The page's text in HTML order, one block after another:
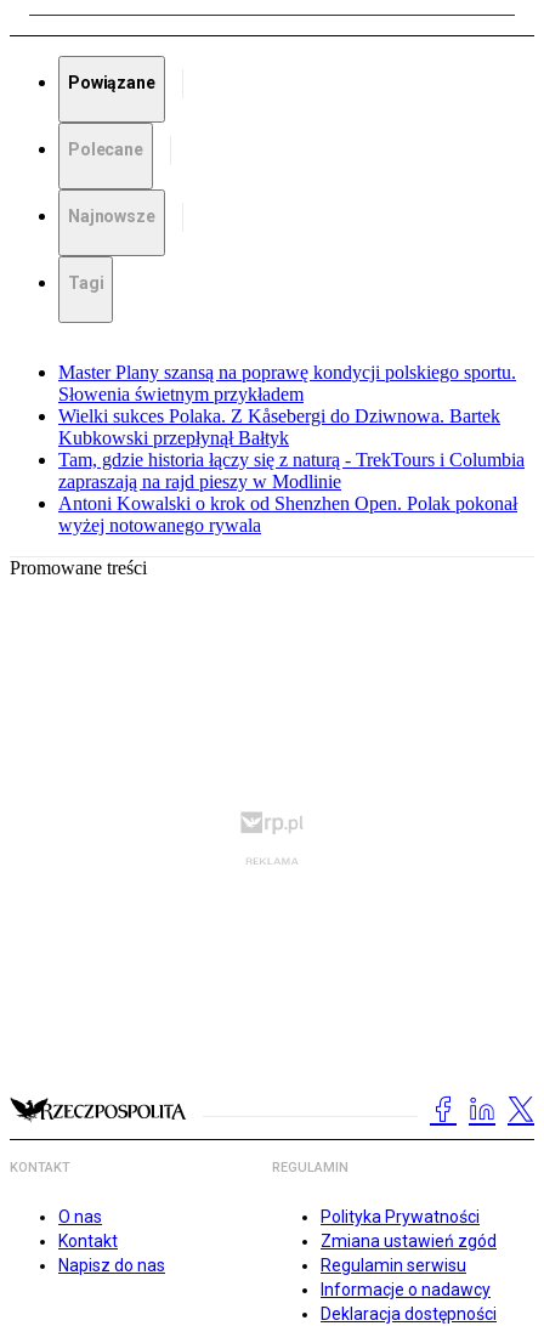
Powiązane
Polecane
Najnowsze
Tagi
Master Plany szansą na poprawę kondycji polskiego sportu.
Słowenia świetnym przykładem
Wielki sukces Polaka. Z Kåsebergi do Dziwnowa. Bartek
Kubkowski przepłynął Bałtyk
Tam, gdzie historia łączy się z naturą - TrekTours i Columbia
zapraszają na rajd pieszy w Modlinie
Antoni Kowalski o krok od Shenzhen Open. Polak pokonał
wyżej notowanego rywala
Promowane treści
KONTAKT
O nas
Kontakt
Napisz do nas
REGULAMIN
Polityka Prywatności
Zmiana ustawień zgód
Regulamin serwisu
Informacje o nadawcy
Deklaracja dostępności